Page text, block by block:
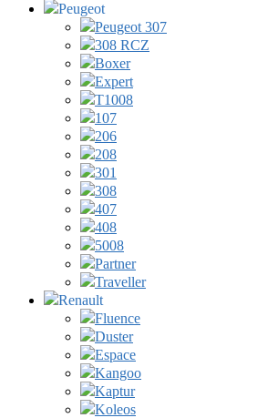
Peugeot
Peugeot 307
308 RCZ
Boxer
Expert
T1008
107
206
208
301
308
407
408
5008
Partner
Traveller
Renault
Fluence
Duster
Espace
Kangoo
Kaptur
Koleos